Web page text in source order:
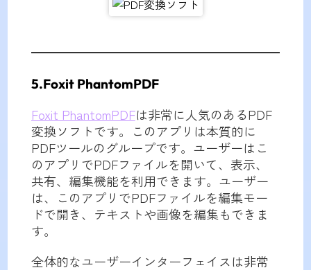
5.Foxit PhantomPDF
Foxit PhantomPDFは非常に人気のあるPDF
変換ソフトです。このアプリは本質的に
PDFツールのグループです。ユーザーはこ
のアプリでPDFファイルを開いて、表示、
共有、編集機能を利用できます。ユーザー
は、このアプリでPDFファイルを編集モー
ドで開き、テキストや画像を編集もできま
す。
全体的なユーザーインターフェイスは非常